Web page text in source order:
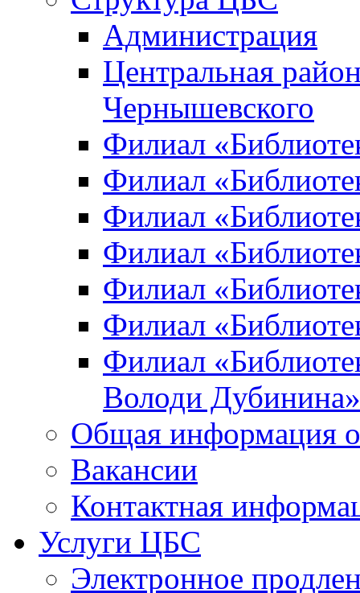
Администрация
Центральная
Чернышевского
Филиал
Филиал
Филиал
Филиал
Филиал
Филиал
Филиал
Володи Дубинина»
Общая информация
Вакансии
Контактная
Услуги ЦБС
Электронное